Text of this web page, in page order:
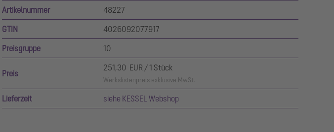
Artikelnummer 48227
GTIN 4026092077917
Preisgruppe 10
Preis
251,30 EUR / 1 Stück
Werkslistenpreis exklusive MwSt.
Lieferzeit siehe KESSEL Webshop